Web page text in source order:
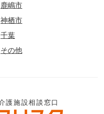
鹿嶋市
神栖市
千葉
その他